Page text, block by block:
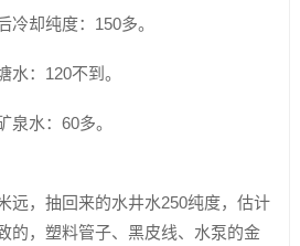
冷却纯度：150多。
水：120不到。
泉水：60多。
远，抽回来的水井水250纯度，估计
的，塑料管子、黑皮线、水泵的金